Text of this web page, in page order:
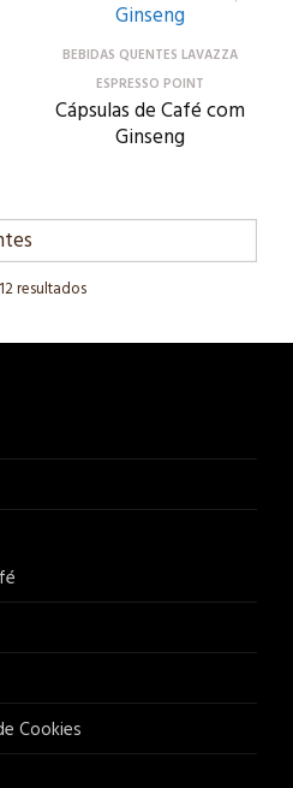
BEBIDAS QUENTES LAVAZZA
ESPRESSO POINT
Cápsulas de Café com
Ginseng
resultados
Cookies